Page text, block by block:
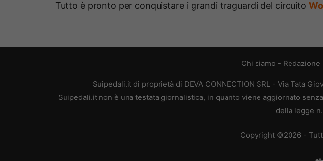
Tutto è pronto per conquistare i grandi traguardi del circuito
Chi siamo - Redazione
Suipedali.it di proprietà di DEVA CONNECTION SRL - Via Tata
Suipedali.it non è una testata giornalistica, in quanto viene aggiornato
della legge
Copyright ©2026 -